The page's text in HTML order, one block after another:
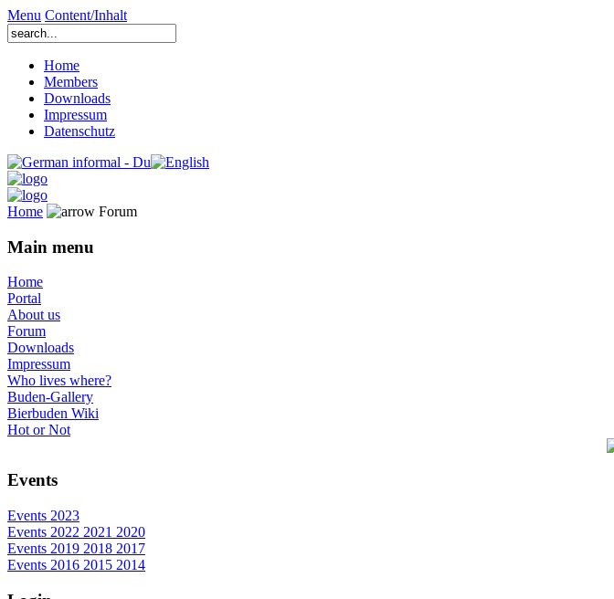
Menu Content/Inhalt
Home
Members
Downloads
Impressum
Datenschutz
Home Forum
Main menu
Home
Portal
About us
Forum
Downloads
Impressum
Who lives where?
Buden-Gallery
Bierbuden Wiki
Hot or Not
Events
Events 2023
Events 2022 2021 2020
Events 2019 2018 2017
Events 2016 2015 2014